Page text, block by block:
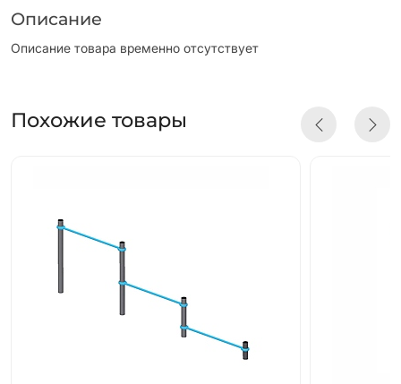
Описание
Описание товара временно отсутствует
Похожие товары